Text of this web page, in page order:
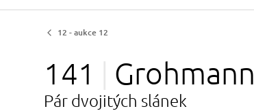
12 - aukce 12
141 Grohmann
Pár dvojitých slánek